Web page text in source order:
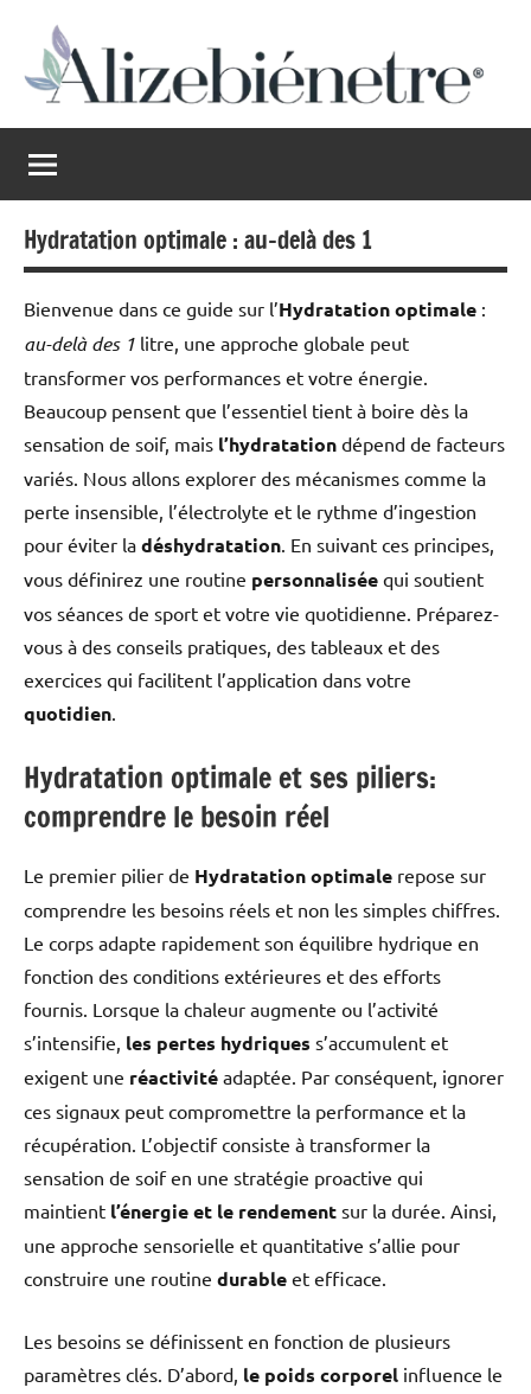
contenu
Alizebienetre
naturel
Hydratation optimale : au-delà des 1
Bienvenue dans ce guide sur l’Hydratation optimale :
au-delà des 1 litre, une approche globale peut
transformer vos performances et votre énergie.
Beaucoup pensent que l’essentiel tient à boire dès la
sensation de soif, mais l’hydratation dépend de facteurs
variés. Nous allons explorer des mécanismes comme la
perte insensible, l’électrolyte et le rythme d’ingestion
pour éviter la déshydratation . En suivant ces principes,
vous définirez une routine personnalisée qui soutient
vos séances de sport et votre vie quotidienne. Préparez-
vous à des conseils pratiques, des tableaux et des
exercices qui facilitent l’application dans votre
quotidien
Hydratation optimale et ses piliers:
comprendre le besoin réel
Le premier pilier de Hydratation optimale repose sur
comprendre les besoins réels et non les simples chiffres.
Le corps adapte rapidement son équilibre hydrique en
fonction des conditions extérieures et des efforts
fournis. Lorsque la chaleur augmente ou l’activité
s’intensifie, les pertes hydriques s’accumulent et
exigent une réactivité adaptée. Par conséquent, ignorer
ces signaux peut compromettre la performance et la
récupération. L’objectif consiste à transformer la
sensation de soif en une stratégie proactive qui
maintient l’énergie et le rendement sur la durée. Ainsi,
une approche sensorielle et quantitative s’allie pour
construire une routine durable et efficace.
Les besoins se définissent en fonction de plusieurs
paramètres clés. D’abord, le poids corporel influence le